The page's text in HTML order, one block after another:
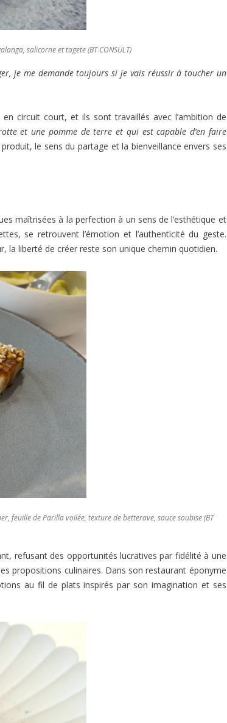
salicorne et tagete (BT CONSULT)
je me demande toujours si je vais réussir à toucher un
circuit court, et ils sont travaillés avec l’ambition de
et une pomme de terre et qui est capable d’en faire
le sens du partage et la bienveillance envers ses
maîtrisées à la perfection à un sens de l’esthétique et
se retrouvent l’émotion et l’authenticité du geste.
la liberté de créer reste son unique chemin quotidien.
feuille de Parilla voilée, texture de betterave, sauce soubise (BT
refusant des opportunités lucratives par fidélité à une
propositions culinaires. Dans son restaurant éponyme
au fil de plats inspirés par son imagination et ses